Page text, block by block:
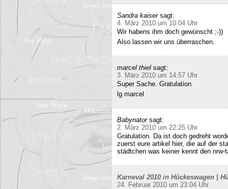
Sandra kaiser sagt:
4. März 2010 um 10:04 Uhr
Wir habens ihm doch gewünscht ;-))
Also lassen wir uns überraschen.
marcel thiel sagt:
3. März 2010 um 14:57 Uhr
Super Sache. Gratulation
lg marcel
Babynator sagt:
2. März 2010 um 22:25 Uhr
Gratulation. Da ist doch gedreht
zuerst eure artikel hier, die auf der
städtchen was keiner kennt den nrw-
Karneval 2010 in Hückeswagen |
24. Februar 2010 um 23:04 Uhr